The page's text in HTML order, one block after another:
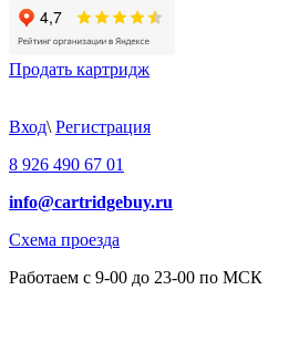
Продать картридж
Вход\ Регистрация
8 926 490 67 01
info@cartridgebuy.ru
Схема проезда
Работаем с 9-00 до 23-00 по МСК